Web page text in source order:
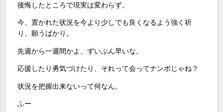
後悔したところで現実は変わらず。
今、置かれた状況を今より少しでも良くなるよう強く祈
り、願うばかり。
先週から一週間かよ、ずいぶん早いな。
応援したり勇気づけたり、それって会ってナンボじゃね？
状況を把握出来ないって何なん。
ふー